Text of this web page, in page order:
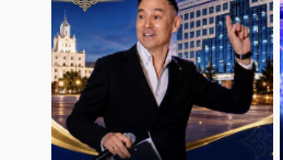
әсерлі өнері, жарқын
эмоциялар және
ерекше мерекелік
атмосфера күтеді!